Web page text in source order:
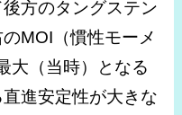
方のタングステン
MOI（慣性モーメ
大（当時）となる
進安定性が大きな